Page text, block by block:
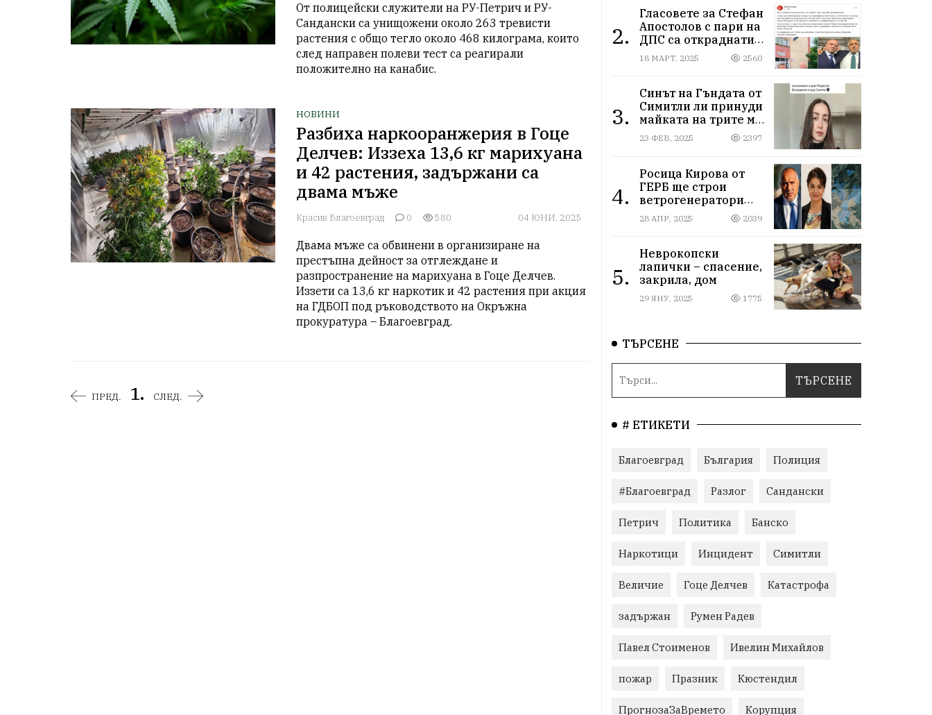
От полицейски служители на РУ-Петрич и РУ-
Сандански са унищожени около 263 тревисти
растения с общо тегло около 468 килограма, които
след направен полеви тест са реагирали
положително на канабис.
НОВИНИ
Разбиха наркооранжерия в Гоце
Делчев: Иззеха 13,6 кг марихуана
и 42 растения, задържани са
двама мъже
Красив Благоевград 0 580 04 ЮНИ, 2025
Двама мъже са обвинени в организиране на
престъпна дейност за отглеждане и
разпространение на марихуана в Гоце Делчев.
Иззети са 13,6 кг наркотик и 42 растения при акция
на ГДБОП под ръководството на Окръжна
прокуратура – Благоевград.
ПРЕД. 1. СЛЕД.
2.
Гласовете за Стефан
Апостолов с пари на
ДПС са откраднати
от Иван Герчев,
медия бухалка го
18 МАРТ, 2025 2560
3.
Синът на Гъндата от
Симитли ли принуди
майката на трите му
деца да се самоубие?
Къде са
23 ФЕВ, 2025 2397
4.
Росица Кирова от
ГЕРБ ще строи
ветрогенератори
върху пасища в
Осоговската планина
28 АПР, 2025 2039
5.
Неврокопски
лапички – спасение,
закрила, дом
29 ЯНУ, 2025 1775
ТЪРСЕНЕ
# ЕТИКЕТИ
Благоевград България Полиция
#Благоевград Разлог Сандански
Петрич Политика Банско
Наркотици Инцидент Симитли
Величие Гоце Делчев Катастрофа
задържан Румен Радев
Павел Стоименов Ивелин Михайлов
пожар Празник Кюстендил
ПрогнозаЗаВремето Корупция